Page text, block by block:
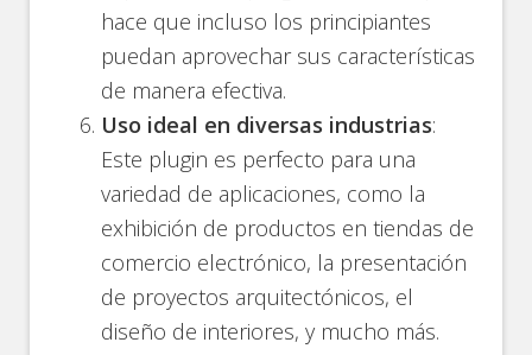
hace que incluso los principiantes
puedan aprovechar sus características
de manera efectiva.
Uso ideal en diversas industrias:
Este plugin es perfecto para una
variedad de aplicaciones, como la
exhibición de productos en tiendas de
comercio electrónico, la presentación
de proyectos arquitectónicos, el
diseño de interiores, y mucho más.